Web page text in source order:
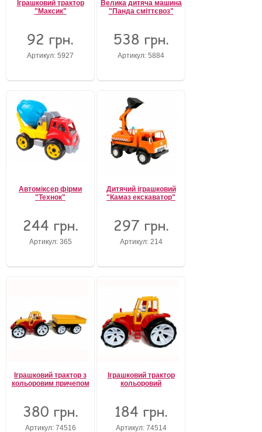
Іграшковий трактор
"Максик"
92 грн.
Артикул: 5927
Велика дитяча машина
"Панда сміттєвоз"
538 грн.
Артикул: 5884
Автоміксер фірми
"Технок"
244 грн.
Артикул: 365
Дитячий іграшковий
"Камаз екскаватор"
297 грн.
Артикул: 214
Іграшковий трактор з
кольоровим причепом
380 грн.
Артикул: 74516
Іграшковий трактор
кольоровий
184 грн.
Артикул: 74514